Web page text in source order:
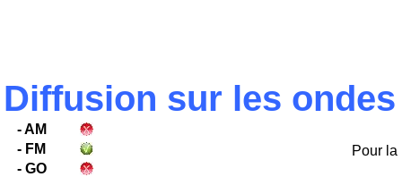
Diffusion sur les ondes
- AM
Pour la
- FM
- GO